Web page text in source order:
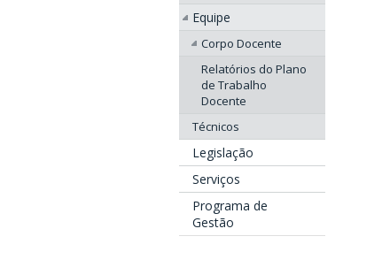
Equipe
Corpo Docente
Relatórios do Plano
de Trabalho
Docente
Técnicos
Legislação
Serviços
Programa de
Gestão